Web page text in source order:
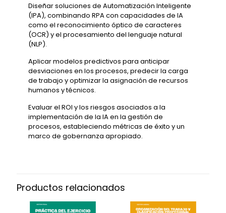
Diseñar soluciones de Automatización Inteligente
(IPA), combinando RPA con capacidades de IA
como el reconocimiento óptico de caracteres
(OCR) y el procesamiento del lenguaje natural
(NLP).
Aplicar modelos predictivos para anticipar
desviaciones en los procesos, predecir la carga
de trabajo y optimizar la asignación de recursos
humanos y técnicos.
Evaluar el ROI y los riesgos asociados a la
implementación de la IA en la gestión de
procesos, estableciendo métricas de éxito y un
marco de gobernanza apropiado.
Productos relacionados